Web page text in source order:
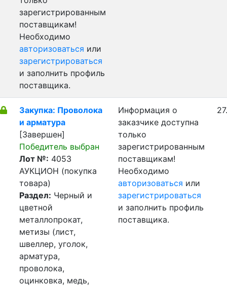
зарегистрированным
поставщикам!
Необходимо
авторизоваться или
зарегистрироваться
и заполнить профиль
поставщика.
Закупка: Проволока
и арматура
[Завершен]
Победитель выбран
Лот №: 4053
АУКЦИОН (покупка
товара)
Раздел: Черный и
цветной
металлопрокат,
метизы (лист,
швеллер, уголок,
арматура,
проволока,
оцинковка, медь,
Информация о
заказчике доступна
только
зарегистрированным
поставщикам!
Необходимо
авторизоваться или
зарегистрироваться
и заполнить профиль
поставщика.